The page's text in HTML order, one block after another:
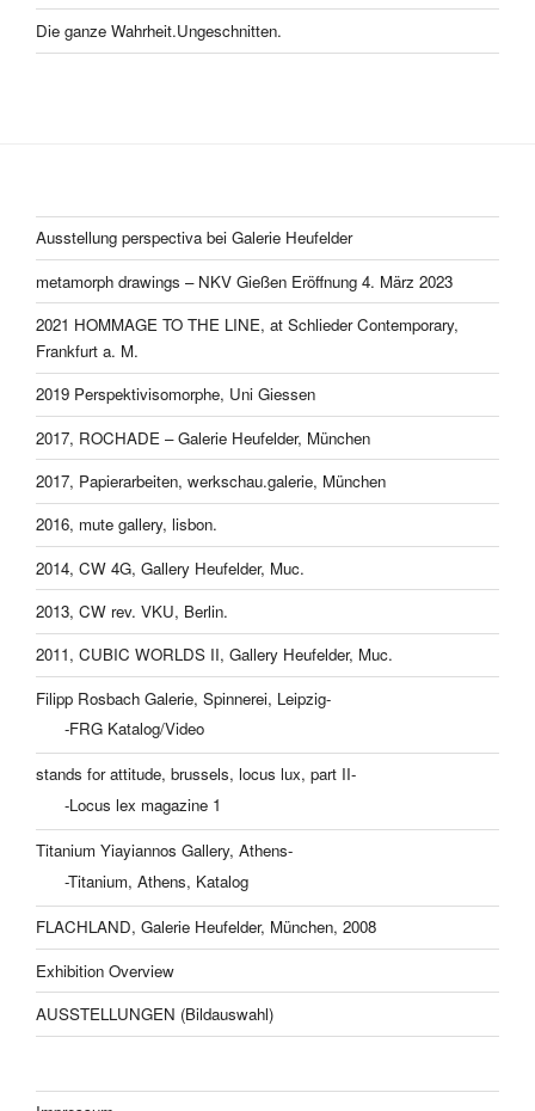
Die ganze Wahrheit.Ungeschnitten.
Ausstellung perspectiva bei Galerie Heufelder
metamorph drawings – NKV Gießen Eröffnung 4. März 2023
2021 HOMMAGE TO THE LINE, at Schlieder Contemporary,
Frankfurt a. M.
2019 Perspektivisomorphe, Uni Giessen
2017, ROCHADE – Galerie Heufelder, München
2017, Papierarbeiten, werkschau.galerie, München
2016, mute gallery, lisbon.
2014, CW 4G, Gallery Heufelder, Muc.
2013, CW rev. VKU, Berlin.
2011, CUBIC WORLDS II, Gallery Heufelder, Muc.
Filipp Rosbach Galerie, Spinnerei, Leipzig-
-FRG Katalog/Video
stands for attitude, brussels, locus lux, part II-
-Locus lex magazine 1
Titanium Yiayiannos Gallery, Athens-
-Titanium, Athens, Katalog
FLACHLAND, Galerie Heufelder, München, 2008
Exhibition Overview
AUSSTELLUNGEN (Bildauswahl)